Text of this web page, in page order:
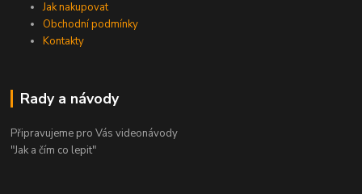
Jak nakupovat
Obchodní podmínky
Kontakty
Rady a návody
Připravujeme pro Vás videonávody
"Jak a čím co lepit"